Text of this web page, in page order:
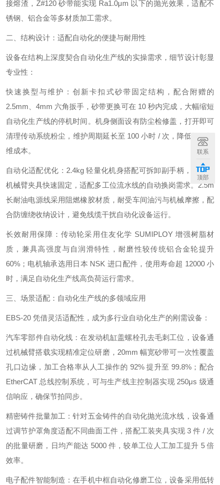
接熔渣，Z#120 砂带能实现 Ra1.0μm 以下的抛光效果，适配不
锈钢、铝合金等多材质加工需求。
二、结构设计：适配自动化的便捷与耐用性
设备在结构上深度契合自动化生产线的实操需求，细节设计彰显
专业性：
快速换型与维护：创新卡扣式砂带固定结构，配合附赠的
2.5mm、4mm 六角扳手，砂带更换可在 10 秒内完成，大幅缩短
自动化生产线的停机时间。机身侧面设有防尘检修盖，打开即可
清理传动系统粉尘，维护周期延长至 100 小时 / 次，降低设备运
维成本。
自动化适配优化：2.4kg 轻量化机身搭配可拆卸副手柄，可通过
机械臂夹具快速固定，适配多工位流水线的自动换岗需求。2.5m
长耐油电源线采用阻燃橡胶材质，耐受车间油污与机械摩擦，配
合防缠绕收纳设计，避免线缆干扰自动化设备运行。
长效耐用保障：传动轮采用住友化学 SUMIPLOY 增强树脂材
质，兼具高强度与自润滑特性，耐磨性较传统铝合金轮提升
60%；电机轴承选用日本 NSK 进口配件，使用寿命超 12000 小
时，满足自动化生产线高负荷运行需求。
三、场景适配：自动化生产线的多领域应用
EBS-20 凭借灵活适配性，成为多行业自动化生产的刚需设备：
汽车零部件自动化线：在发动机缸盖螺栓孔去毛刺工位，设备通
过机械臂搭载实现精准定位研磨，20mm 幅宽砂带可一次性覆盖
孔口边缘，加工合格率从人工操作的 92% 提升至 99.8%；配合
EtherCAT 总线控制系统，可与生产线主控制器实现 250μs 级通
信响应，确保节拍同步。
精密铸件批量加工：针对五金铸件的自动化抛光流水线，设备通
过调节护罩角度适配不同曲面工件，搭配工装夹具实现 3 件 / 次
的批量研磨，日均产能达 5000 件，较单工位人工加工提升 5 倍
效率。
电子配件智能制造：在手机中框自动化修磨工位，设备采用低转
联系
顶部